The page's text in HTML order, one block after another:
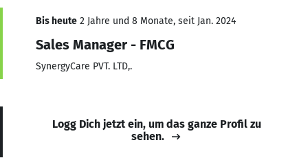
Bis heute 2 Jahre und 8 Monate, seit Jan. 2024
Sales Manager - FMCG
SynergyCare PVT. LTD,.
Logg Dich jetzt ein, um das ganze Profil zu
sehen.